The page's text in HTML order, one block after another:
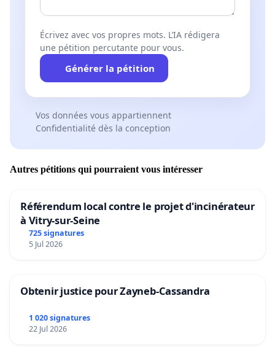
Écrivez avec vos propres mots. L’IA rédigera
une pétition percutante pour vous.
Générer la pétition
Vos données vous appartiennent
Confidentialité dès la conception
Autres pétitions qui pourraient vous intéresser
Référendum local contre le projet d'incinérateur
à Vitry-sur-Seine
725 signatures
5 Jul 2026
Obtenir justice pour Zayneb-Cassandra
1 020 signatures
22 Jul 2026